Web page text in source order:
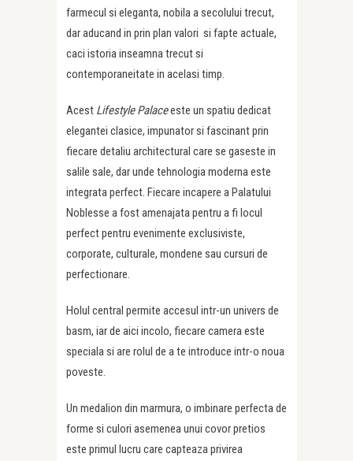
farmecul si eleganta, nobila a secolului trecut,
dar aducand in prin plan valori si fapte actuale,
caci istoria inseamna trecut si
contemporaneitate in acelasi timp.
Acest Lifestyle Palaceeste un spatiu dedicat
elegantei clasice, impunator si fascinant prin
fiecare detaliu architectural care se gaseste in
salile sale, dar unde tehnologia moderna este
integrata perfect. Fiecare incapere a Palatului
Noblesse a fost amenajata pentru a fi locul
perfect pentru evenimente exclusiviste,
corporate, culturale, mondene sau cursuri de
perfectionare.
Holul central permite accesul intr-un univers de
basm, iar de aici incolo, fiecare camera este
speciala si are rolul de a te introduce intr-o noua
poveste.
Un medalion din marmura, o imbinare perfecta de
forme si culori asemenea unui covor pretios
este primul lucru care capteaza privirea